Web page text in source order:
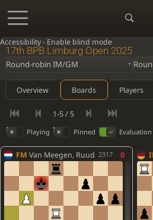
Accessibility - Enable blind mode
17th BPB Limburg Open 2025
Round-robin IM/GM
Overview Boards Players
1-5 / 5
Playing Pinned
FM Van Meegen, Ruud 2317 0